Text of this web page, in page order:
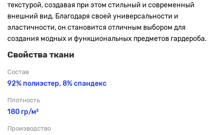
текстурой, создавая при этом стильный и современный
внешний вид. Благодаря своей универсальности и
эластичности, он становится отличным выбором для
создания модных и функциональных предметов гардероба.
Свойства ткани
Состав
92% полиэстер, 8% спандекс
Плотность
180 гр/м²
Производство